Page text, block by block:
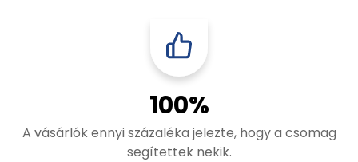
100%
A vásárlók ennyi százaléka jelezte, hogy a csomag
segítettek nekik.